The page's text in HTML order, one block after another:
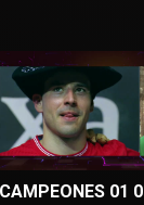
CAMPEONES 01